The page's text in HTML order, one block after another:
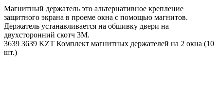
Магнитный держатель это альтернативное крепление
защитного экрана в проеме окна с помощью магнитов.
Держатель устанавливается на обшивку двери на
двухсторонний скотч 3М.
3639 3639 KZT Комплект магнитных держателей на 2 окна (10
шт.)